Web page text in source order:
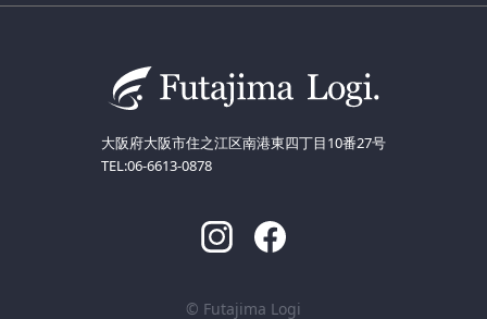
大阪府大阪市住之江区南港東四丁目10番27号
TEL:06-6613-0878
© Futajima Logi